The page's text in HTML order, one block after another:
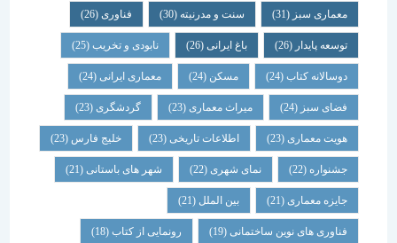
معماری سبز(31) سنت و مدرنیته(30) فناوری (26)
توسعه پایدار(26) باغ ایرانی(26) نابودی و تخریب(25)
دوسالانه کتاب(24) مسکن (24) معماری ایرانی(24)
فضای سبز(24) میراث معماری (23) گردشگری (23)
هویت معماری (23) اطلاعات تاریخی(23) خلیج فارس(23)
جشنواره(22) نمای شهری(22) شهر های باستانی (21)
جایزه معماری (21) بین الملل(21)
فناوری های نوین ساختمانی(19) رونمایی از کتاب (18)